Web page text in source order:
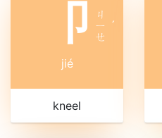
卩
ㄐ
ㄧ
ㄝ
ˊ
jié
kneel